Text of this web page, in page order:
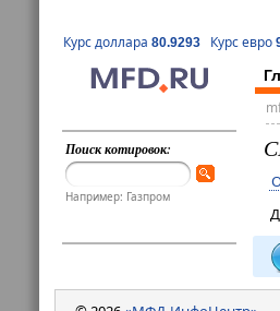
Курс доллара 80.9293 Курс евро
Поиск котировок:
Например: Газпром